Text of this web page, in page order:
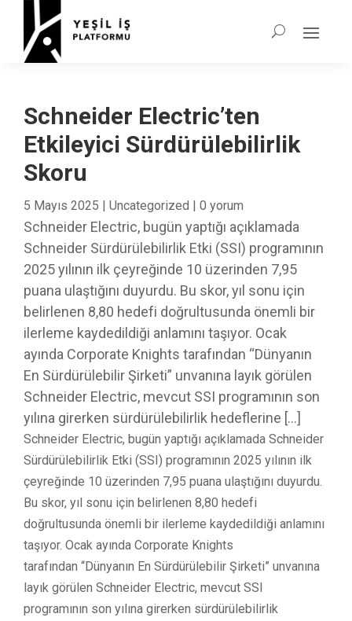
Schneider Electric’ten
Etkileyici Sürdürülebilirlik
Skoru
5 Mayıs 2025 | Uncategorized | 0 yorum
Schneider Electric, bugün yaptığı açıklamada
Schneider Sürdürülebilirlik Etki (SSI) programının
2025 yılının ilk çeyreğinde 10 üzerinden 7,95
puana ulaştığını duyurdu. Bu skor, yıl sonu için
belirlenen 8,80 hedefi doğrultusunda önemli bir
ilerleme kaydedildiği anlamını taşıyor. Ocak
ayında Corporate Knights tarafından “Dünyanın
En Sürdürülebilir Şirketi” unvanına layık görülen
Schneider Electric, mevcut SSI programının son
yılına girerken sürdürülebilirlik hedeflerine […]
Schneider Electric, bugün yaptığı açıklamada Schneider
Sürdürülebilirlik Etki (SSI) programının 2025 yılının ilk
çeyreğinde 10 üzerinden 7,95 puana ulaştığını duyurdu.
Bu skor, yıl sonu için belirlenen 8,80 hedefi
doğrultusunda önemli bir ilerleme kaydedildiği anlamını
taşıyor. Ocak ayında Corporate Knights
tarafından “Dünyanın En Sürdürülebilir Şirketi” unvanına
layık görülen Schneider Electric, mevcut SSI
programının son yılına girerken sürdürülebilirlik